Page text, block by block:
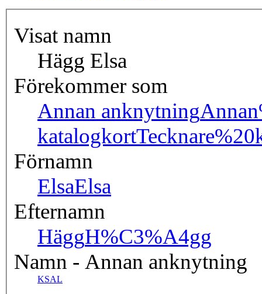
Visat namn
Hägg Elsa
Förekommer som
Annan anknytning
katalogkort
Förnamn
ElsaElsa
Efternamn
HäggH%C3%A4gg
Namn - Annan anknytning
KSAL